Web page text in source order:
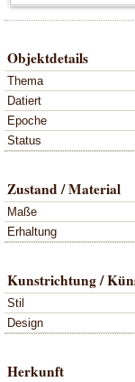
Objektdetails
Thema
Datiert
Epoche
Status
Zustand / Material
Maße
Erhaltung
Kunstrichtung /
Stil
Design
Herkunft